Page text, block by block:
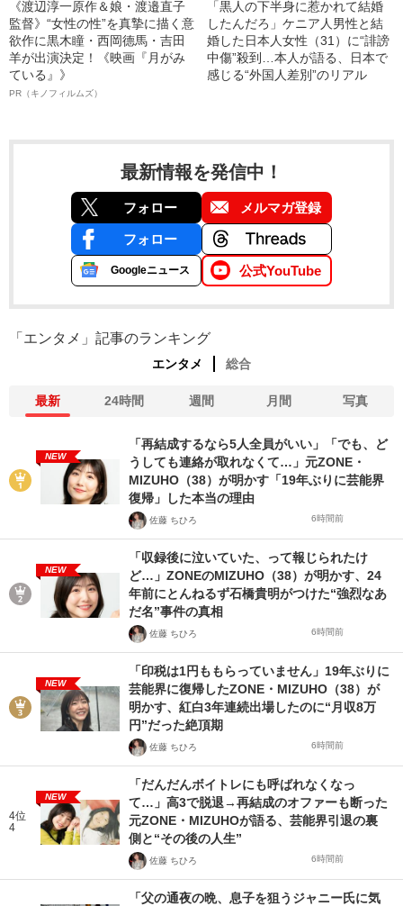
《渡辺淳一原作＆娘・渡邉直子
監督》“女性の性”を真摯に描く意
欲作に黒木瞳・西岡德馬・吉田
羊が出演決定！《映画『月がみ
ている』》
PR（キノフィルムズ）
「黒人の下半身に惹かれて結婚
したんだろ」ケニア人男性と結
婚した日本人女性（31）に“誹謗
中傷”殺到…本人が語る、日本で
感じる“外国人差別”のリアル
最新情報を発信中！
フォロー メルマガ登録
フォロー
Googleニュース 公式YouTube
「エンタメ」記事のランキング
エンタメ 総合
最新 24時間 週間 月間 写真
NEW
「再結成するなら5人全員がいい」「でも、ど
うしても連絡が取れなくて…」元ZONE・
MIZUHO（38）が明かす「19年ぶりに芸能界
復帰」した本当の理由
佐藤 ちひろ 6時間前
NEW
「収録後に泣いていた、って報じられたけ
ど…」ZONEのMIZUHO（38）が明かす、24
年前にとんねるず石橋貴明がつけた“強烈なあ
だ名”事件の真相
佐藤 ちひろ 6時間前
NEW
「印税は1円ももらっていません」19年ぶりに
芸能界に復帰したZONE・MIZUHO（38）が
明かす、紅白3年連続出場したのに“月収8万
円”だった絶頂期
佐藤 ちひろ 6時間前
4位
4
NEW
「だんだんボイトレにも呼ばれなくなっ
て…」高3で脱退→再結成のオファーも断った
元ZONE・MIZUHOが語る、芸能界引退の裏
側と“その後の人生”
佐藤 ちひろ 6時間前
「父の通夜の晩、息子を狙うジャニー氏に気